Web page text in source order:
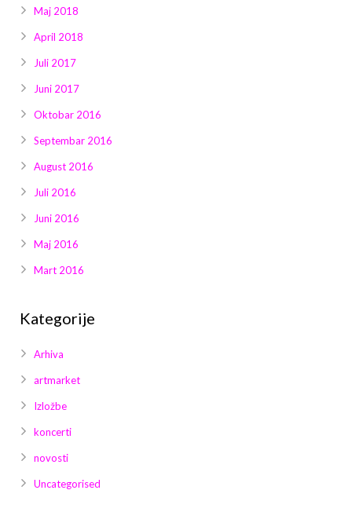
Maj 2018
April 2018
Juli 2017
Juni 2017
Oktobar 2016
Septembar 2016
August 2016
Juli 2016
Juni 2016
Maj 2016
Mart 2016
Kategorije
Arhiva
artmarket
Izložbe
koncerti
novosti
Uncategorised